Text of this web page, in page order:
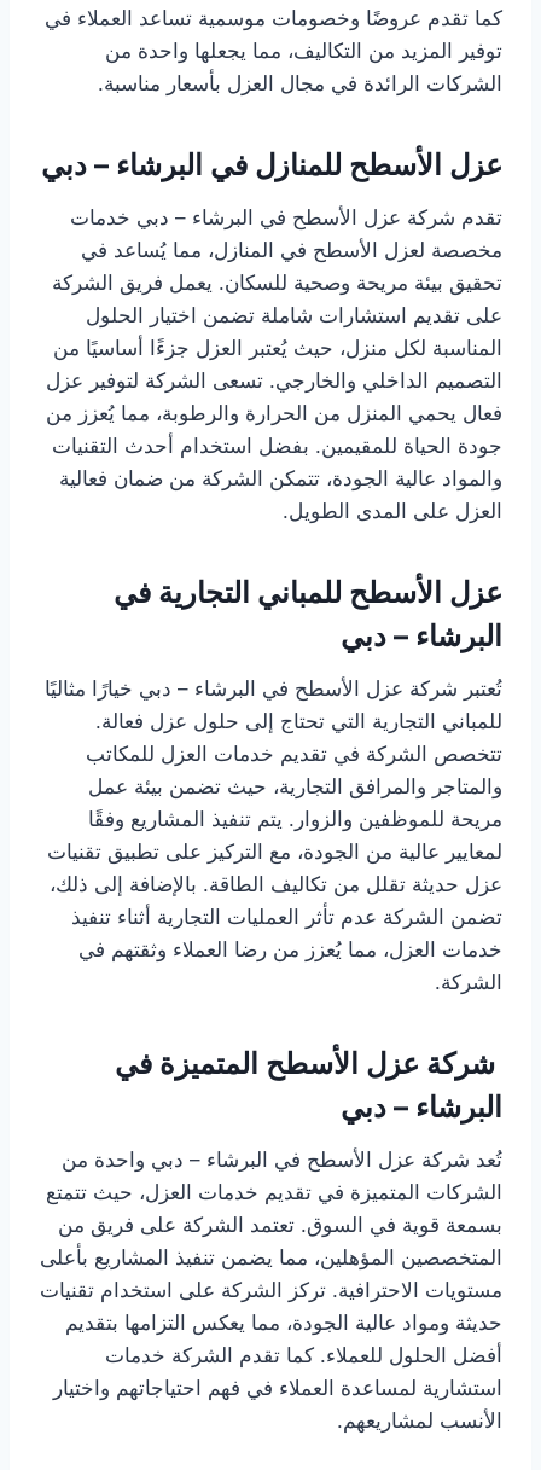
كما تقدم عروضًا وخصومات موسمية تساعد العملاء في
توفير المزيد من التكاليف، مما يجعلها واحدة من
الشركات الرائدة في مجال العزل بأسعار مناسبة.
عزل الأسطح للمنازل في البرشاء – دبي
تقدم شركة عزل الأسطح في البرشاء – دبي خدمات
مخصصة لعزل الأسطح في المنازل، مما يُساعد في
تحقيق بيئة مريحة وصحية للسكان. يعمل فريق الشركة
على تقديم استشارات شاملة تضمن اختيار الحلول
المناسبة لكل منزل، حيث يُعتبر العزل جزءًا أساسيًا من
التصميم الداخلي والخارجي. تسعى الشركة لتوفير عزل
فعال يحمي المنزل من الحرارة والرطوبة، مما يُعزز من
جودة الحياة للمقيمين. بفضل استخدام أحدث التقنيات
والمواد عالية الجودة، تتمكن الشركة من ضمان فعالية
العزل على المدى الطويل.
عزل الأسطح للمباني التجارية في
البرشاء – دبي
تُعتبر شركة عزل الأسطح في البرشاء – دبي خيارًا مثاليًا
للمباني التجارية التي تحتاج إلى حلول عزل فعالة.
تتخصص الشركة في تقديم خدمات العزل للمكاتب
والمتاجر والمرافق التجارية، حيث تضمن بيئة عمل
مريحة للموظفين والزوار. يتم تنفيذ المشاريع وفقًا
لمعايير عالية من الجودة، مع التركيز على تطبيق تقنيات
عزل حديثة تقلل من تكاليف الطاقة. بالإضافة إلى ذلك،
تضمن الشركة عدم تأثر العمليات التجارية أثناء تنفيذ
خدمات العزل، مما يُعزز من رضا العملاء وثقتهم في
الشركة.
شركة عزل الأسطح المتميزة في
البرشاء – دبي
تُعد شركة عزل الأسطح في البرشاء – دبي واحدة من
الشركات المتميزة في تقديم خدمات العزل، حيث تتمتع
بسمعة قوية في السوق. تعتمد الشركة على فريق من
المتخصصين المؤهلين، مما يضمن تنفيذ المشاريع بأعلى
مستويات الاحترافية. تركز الشركة على استخدام تقنيات
حديثة ومواد عالية الجودة، مما يعكس التزامها بتقديم
أفضل الحلول للعملاء. كما تقدم الشركة خدمات
استشارية لمساعدة العملاء في فهم احتياجاتهم واختيار
الأنسب لمشاريعهم.